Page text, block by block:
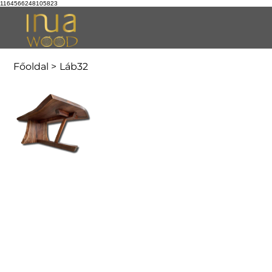
1164566248105823
Főoldal > Láb32